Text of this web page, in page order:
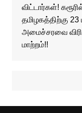
விட்டார்கள்!
தமிழகத்திற்கு 23
அமைச்சரவை
மாற்றம்!!